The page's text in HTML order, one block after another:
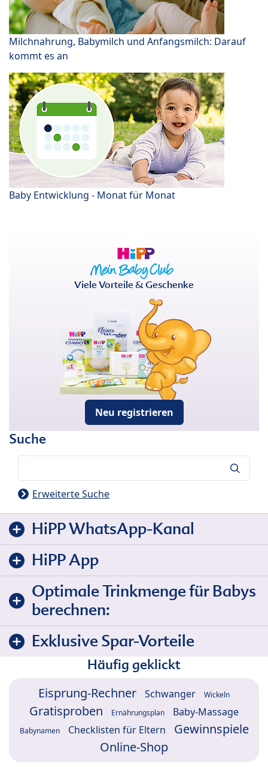
Milchnahrung, Babymilch und Anfangsmilch: Darauf
kommt es an
Baby Entwicklung - Monat für Monat
Viele Vorteile & Geschenke
Neu registrieren
Suche
Erweiterte Suche
HiPP WhatsApp-Kanal
HiPP App
Optimale Trinkmenge für Babys
berechnen:
Exklusive Spar-Vorteile
Häufig geklickt
Eisprung-Rechner Schwanger Wickeln
Gratisproben Ernährungsplan Baby-Massage
Babynamen Checklisten für Eltern
Gewinnspiele
Online-Shop